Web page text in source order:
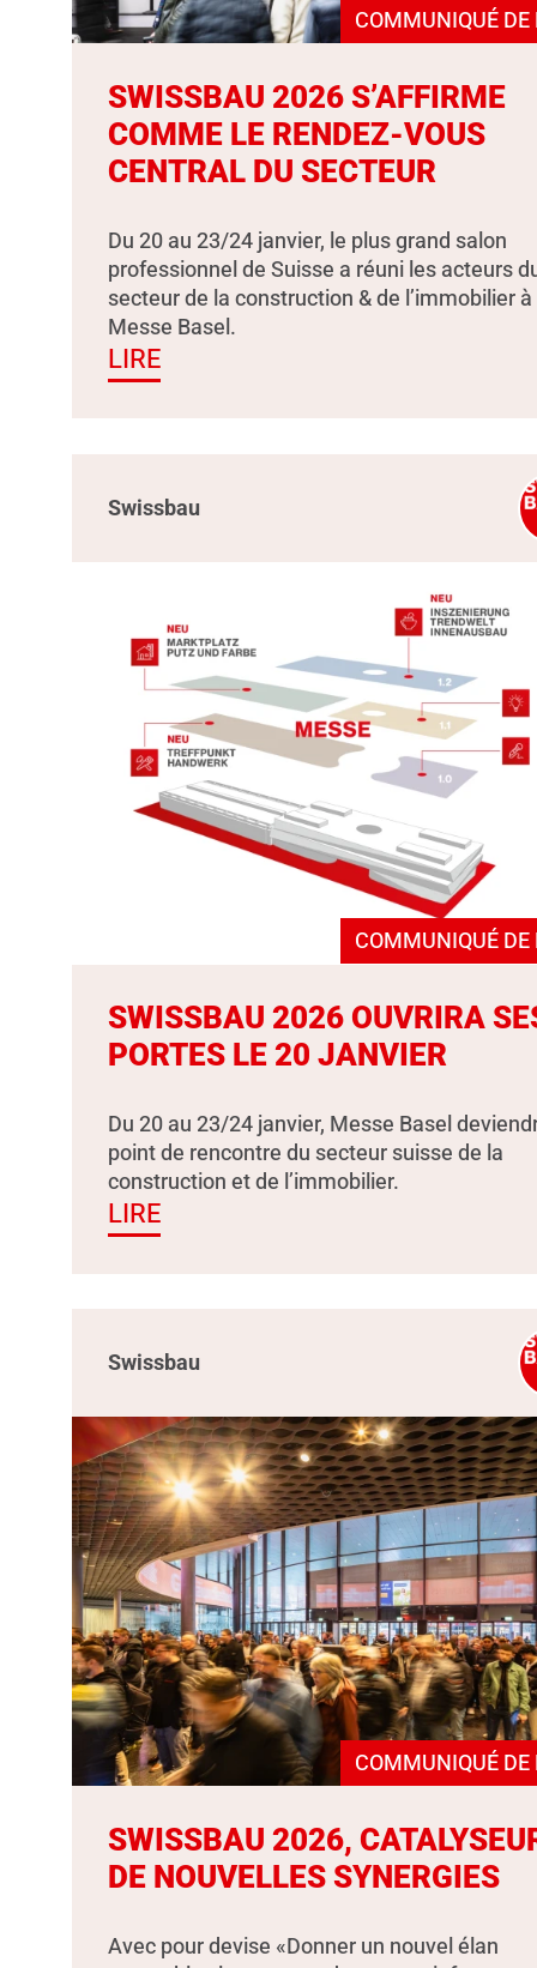
COMMUNIQUÉ DE
SWISSBAU 2026 S’AFFIRME
COMME LE RENDEZ-VOUS
CENTRAL DU SECTEUR
Du 20 au 23/24 janvier, le plus grand salon
professionnel de Suisse a réuni les acteurs
secteur de la construction & de l’immobilier à
Messe Basel.
LIRE
Swissbau
COMMUNIQUÉ DE
SWISSBAU 2026 OUVRIRA
PORTES LE 20 JANVIER
Du 20 au 23/24 janvier, Messe Basel
point de rencontre du secteur suisse de la
construction et de l’immobilier.
LIRE
Swissbau
COMMUNIQUÉ DE
SWISSBAU 2026,
DE NOUVELLES SYNERGIES
Avec pour devise «Donner un nouvel élan